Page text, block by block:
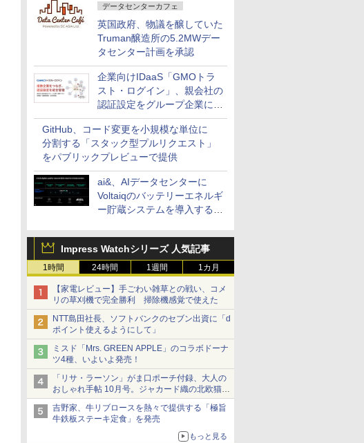
データセンターカフェ
英国政府、物議を醸していた
Truman醸造所の5.2MWデー
タセンター計画を承認
企業向けIDaaS「GMOトラ
スト・ログイン」、親会社の
認証設定をグループ企業に展
開できる新機能を提供
GitHub、コード変更を小規模な単位に
分割する「スタック型プルリクエスト」
をパブリックプレビューで提供
ai&、AIデータセンターに
Voltaiqのバッテリーエネルギ
ー貯蔵システムを導入する計
Impress Watchシリーズ 人気記事
1時間 24時間 1週間 1カ月
【家電レビュー】手ごわい雑草との戦い、コメ
リの草刈機で完全勝利 掃除機感覚で使えた
NTT島田社長、ソフトバンクのセブン出資に「d
ポイント使えるようにして」
ミスド「Mrs. GREEN APPLE」のコラボドーナ
ツ4種、いよいよ発売！
「リサ・ラーソン」がま口ポーチ付録、大人の
おしゃれ手帖 10月号。ジャカード織の北欧猫デ
ザイン
吉野家、牛リブロースを熱々で提供する「極旨
牛鉄板ステーキ定食」を発売
もっと見る